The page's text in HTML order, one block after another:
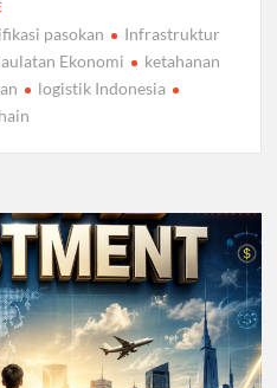
pasokan
Infrastruktur
Ekonomi
ketahanan
logistik Indonesia